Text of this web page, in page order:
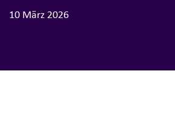
10 März 2026